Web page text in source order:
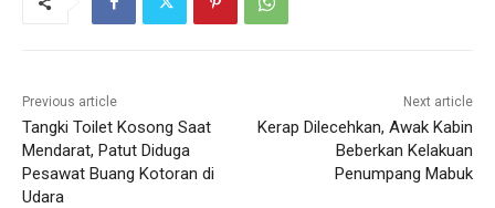
Previous article
Tangki Toilet Kosong Saat
Mendarat, Patut Diduga
Pesawat Buang Kotoran di
Udara
Next article
Kerap Dilecehkan, Awak Kabin
Beberkan Kelakuan
Penumpang Mabuk